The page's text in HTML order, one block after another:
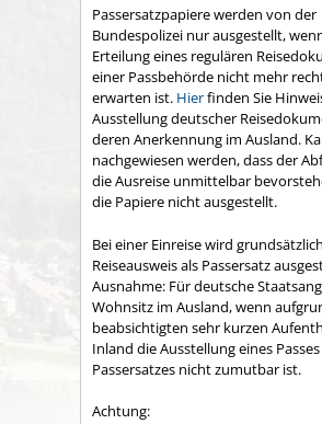
Passersatzpapiere werden von der
Bundespolizei nur ausgestellt,
Erteilung eines regulären
einer Passbehörde nicht mehr
erwarten ist. Hierfinden Sie
Ausstellung deutscher
deren Anerkennung im Ausland.
nachgewiesen werden, dass der
die Ausreise unmittelbar
die Papiere nicht ausgestellt.
Bei einer Einreise wird
Reiseausweis als Passersatz
Ausnahme: Für deutsche
Wohnsitz im Ausland, wenn
beabsichtigten sehr kurzen
Inland die Ausstellung eines
Passersatzes nicht zumutbar ist.
Achtung: